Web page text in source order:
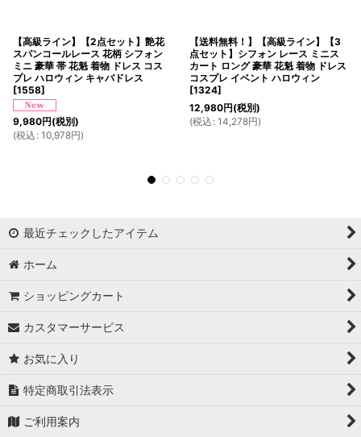
【高級ライン】【2点セット】艶花
スパンコールレース 花柄 シフォン
ミニ 豪華 帯 花魁 着物 ドレス コス
プレ ハロウィン キャバドレス
[1558]
9,980円(税別)
(税込 : 10,978円)
【送料無料！】【高級ライン】【3
点セット】シフォン レース ミニス
カート ロング 豪華 花魁 着物 ドレス
コスプレ イベント ハロウィン
[1324]
12,980円(税別)
(税込 : 14,278円)
最近チェックしたアイテム
ホーム
ショッピングカート
カスタマーサービス
お気に入り
特定商取引法表示
ご利用案内